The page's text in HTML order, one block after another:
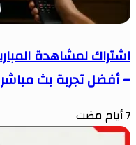
– أفضل تجربة بث مباشر
7 أيام مضت